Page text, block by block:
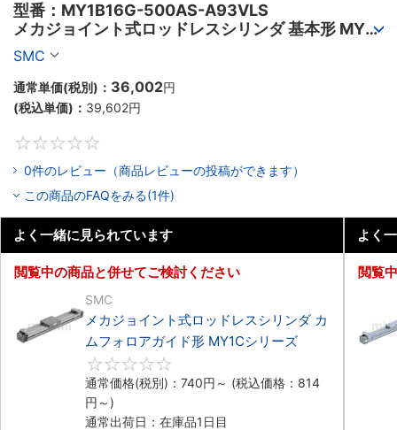
型番：MY1B16G-500AS-A93VLS
メカジョイント式ロッドレスシリンダ 基本形 MY1B
シリーズ
SMC
通常単価(税別)： 36,002円
(税込単価)： 39,602円
0件のレビュー（商品レビューの投稿ができます）
この商品のFAQをみる(1件)
よく一緒に見られています
閲覧中の商品と併せてご検討ください
SMC
メカジョイント式ロッドレスシリンダ カ
ムフォロアガイド形 MY1Cシリーズ
通常価格(税別)： 740円 ～ (税込価格： 814
円 ～)
通常出荷日：在庫品1日目
よく
閲覧